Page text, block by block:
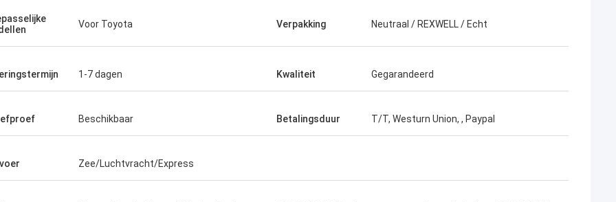
Voor Toyota Verpakking Neutraal / REXWELL / Echt
1-7 dagen Kwaliteit Gegarandeerd
Beschikbaar Betalingsduur T/T, Westurn Union, , Paypal
Zee/Luchtvracht/Express